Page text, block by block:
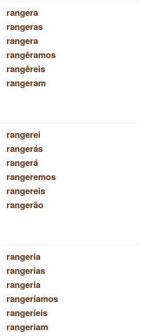
rangera
rangeras
rangera
rangêramos
rangêreis
rangeram
rangerei
rangerás
rangerá
rangeremos
rangereis
rangerão
rangeria
rangerias
rangeria
rangeríamos
rangeríeis
rangeriam